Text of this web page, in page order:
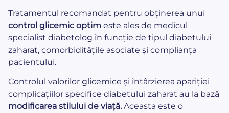
Tratamentul recomandat pentru obținerea unui
control glicemic optim este ales de medicul
specialist diabetolog în funcție de tipul diabetului
zaharat, comorbiditățile asociate și complianța
pacientului.
Controlul valorilor glicemice și întârzierea apariției
complicațiilor specifice diabetului zaharat au la bază
modificarea stilului de viață.Aceasta este o